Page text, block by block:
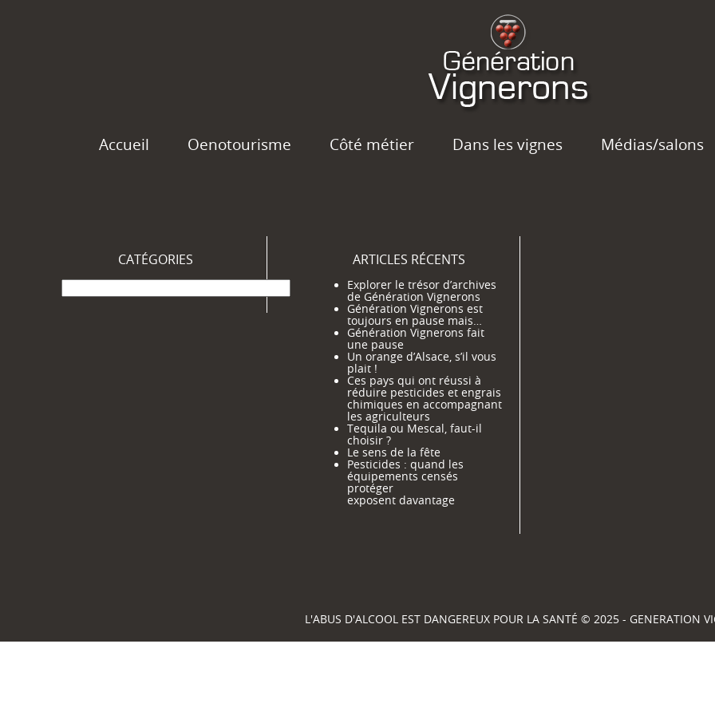
Accueil Oenotourisme Côté métier Dans les vignes Médias/salons
CATÉGORIES
Catégories
ARTICLES RÉCENTS
Explorer le trésor d’archives
de Génération Vignerons
Génération Vignerons est
toujours en pause mais…
Génération Vignerons fait
une pause
Un orange d’Alsace, s’il vous
plait !
Ces pays qui ont réussi à
réduire pesticides et engrais
chimiques en accompagnant
les agriculteurs
Tequila ou Mescal, faut-il
choisir ?
Le sens de la fête
Pesticides : quand les
équipements censés
protéger
exposent davantage
L'ABUS D'ALCOOL EST DANGEREUX POUR LA SANTÉ © 2025 - GENERATION